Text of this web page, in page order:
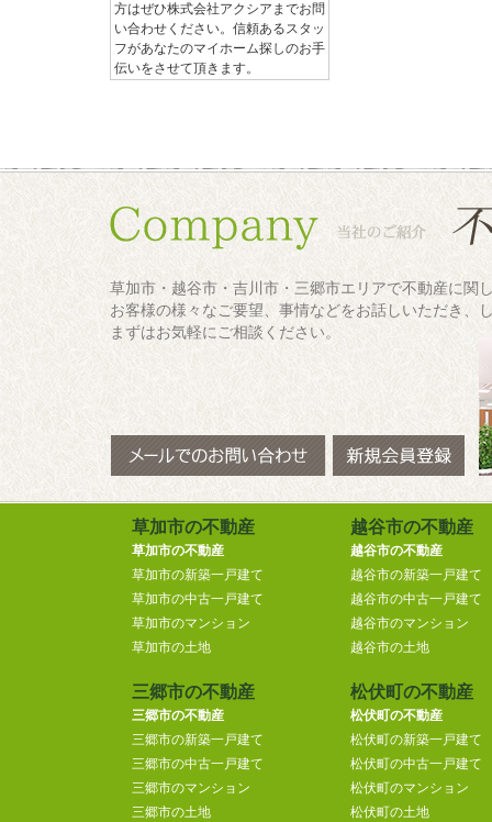
方はぜひ株式会社アクシアまでお問
い合わせください。信頼あるスタッ
フがあなたのマイホーム探しのお手
伝いをさせて頂きます。
草加市・越谷市・吉川市・三郷市エリアで不動産に関
お客様の様々なご要望、事情などをお話しいただき、
まずはお気軽にご相談ください。
草加市の不動産
草加市の不動産
草加市の新築一戸建て
草加市の中古一戸建て
草加市のマンション
草加市の土地
越谷市の不動産
越谷市の不動産
越谷市の新築一戸建て
越谷市の中古一戸建て
越谷市のマンション
越谷市の土地
三郷市の不動産
三郷市の不動産
三郷市の新築一戸建て
三郷市の中古一戸建て
三郷市のマンション
三郷市の土地
松伏町の不動産
松伏町の不動産
松伏町の新築一戸建て
松伏町の中古一戸建て
松伏町のマンション
松伏町の土地